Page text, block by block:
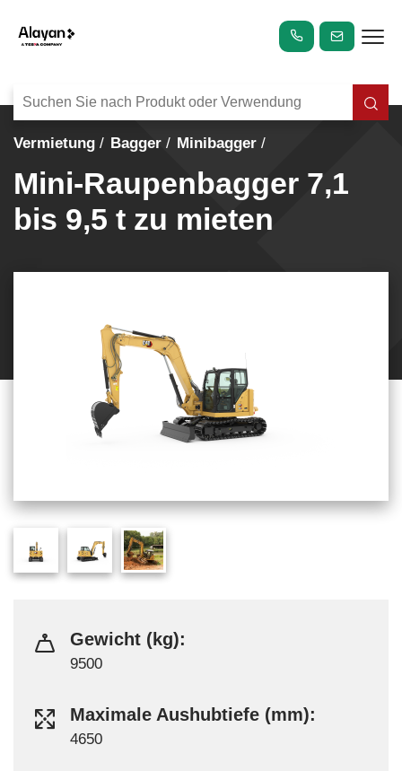
Vermietung Bagger Minibagger
Mini-Raupenbagger 7,1
bis 9,5 t zu mieten
Gewicht (kg):
9500
Maximale Aushubtiefe (mm):
4650